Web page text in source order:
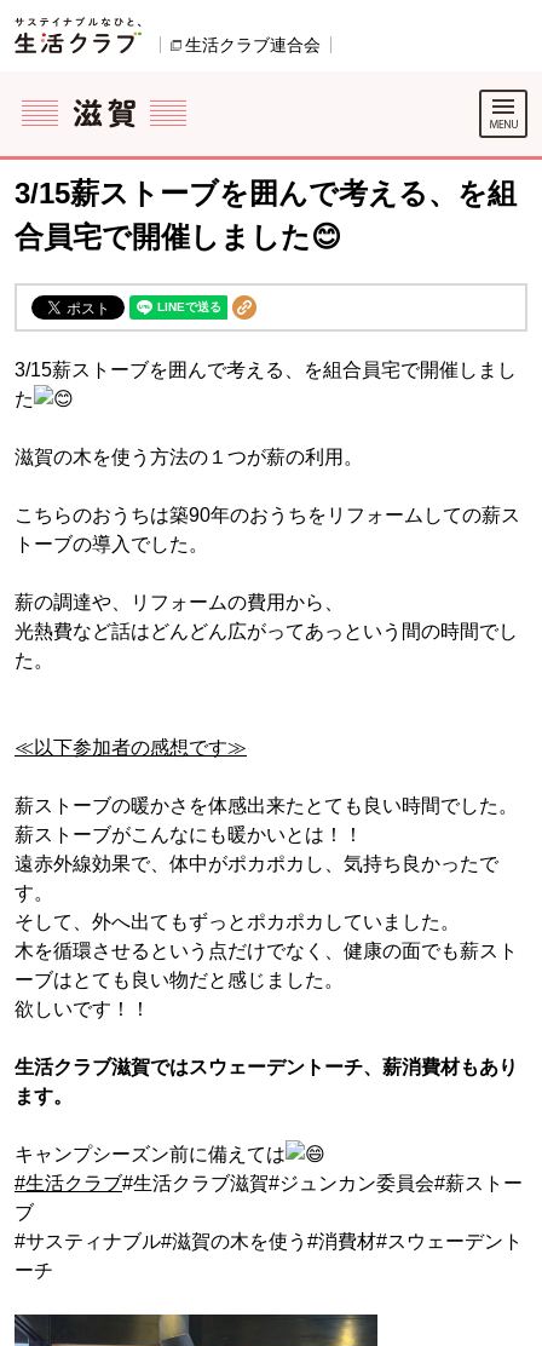
ページの先頭です。
生活クラブ連合会
ここからサイト内共通メニューです。
サイト内共通メニューをスキップする
サイト内共通メニューここまで。
3/15薪ストーブを囲んで考える、を組
合員宅で開催しました😊
3/15薪ストーブを囲んで考える、を組合員宅で開催しまし
た
滋賀の木を使う方法の１つが薪の利用。
こちらのおうちは築90年のおうちをリフォームしての薪ス
トーブの導入でした。
薪の調達や、リフォームの費用から、
光熱費など話はどんどん広がってあっという間の時間でし
た。
≪以下参加者の感想です≫
薪ストーブの暖かさを体感出来たとても良い時間でした。
薪ストーブがこんなにも暖かいとは！！
遠赤外線効果で、体中がポカポカし、気持ち良かったで
す。
そして、外へ出てもずっとポカポカしていました。
木を循環させるという点だけでなく、健康の面でも薪スト
ーブはとても良い物だと感じました。
欲しいです！！
生活クラブ滋賀ではスウェーデントーチ、薪消費材もあり
ます。
キャンプシーズン前に備えては
#生活クラブ#生活クラブ滋賀#ジュンカン委員会#薪ストー
ブ
#サスティナブル#滋賀の木を使う#消費材#スウェーデント
ーチ